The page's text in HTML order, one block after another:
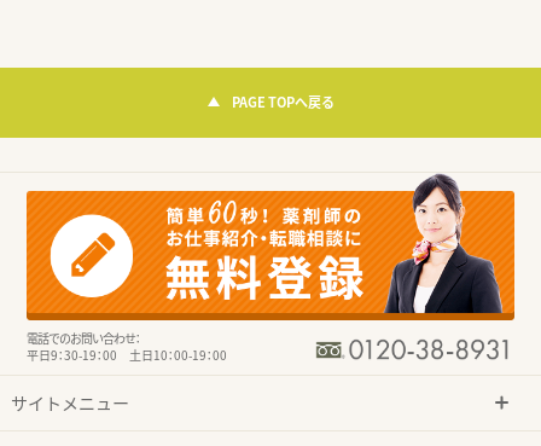
PAGE TOPへ戻る
電話でのお問い合わせ：
平日9：30-19：00 土日10：00-19：00
サイトメニュー